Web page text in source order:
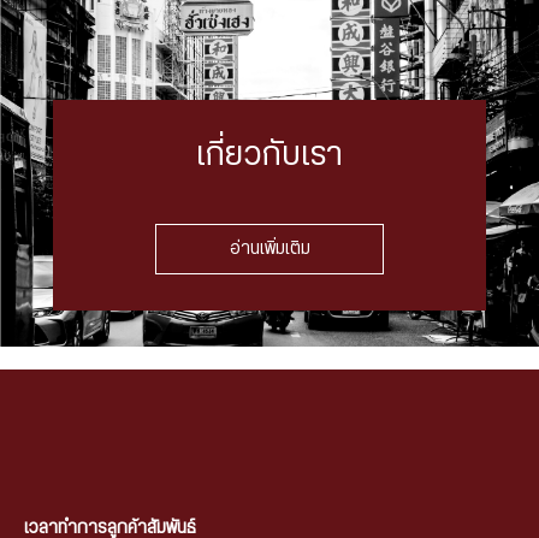
เกี่ยวกับเรา
อ่านเพิ่มเติม
เวลาทำการลูกค้าสัมพันธ์